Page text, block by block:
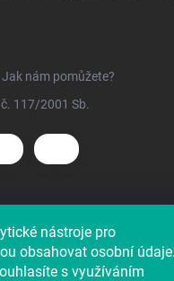
nástroje pro
obsahovat osobní
s využíváním
Jak nám pomůžete?
117/2001 Sb.